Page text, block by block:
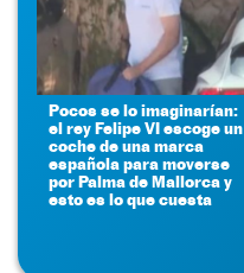
Pocos se lo imaginarían:
el rey Felipe VI escoge un
coche de una marca
española para moverse
por Palma de Mallorca y
esto es lo que cuesta